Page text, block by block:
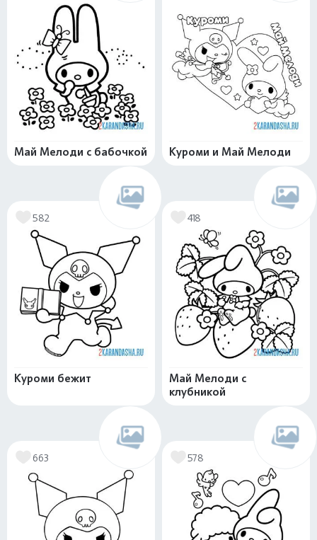
Май Мелоди с бабочкой Куроми и Май Мелоди
582
Куроми бежит
418
Май Мелоди с
клубникой
663 578